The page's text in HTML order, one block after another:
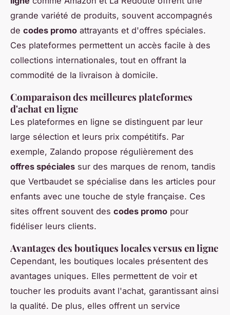
grande variété de produits, souvent accompagnés
de codes promo attrayants et d'offres spéciales.
Ces plateformes permettent un accès facile à des
collections internationales, tout en offrant la
commodité de la livraison à domicile.
Comparaison des meilleures plateformes
d'achat en ligne
Les plateformes en ligne se distinguent par leur
large sélection et leurs prix compétitifs. Par
exemple, Zalando propose régulièrement des
offres spéciales sur des marques de renom, tandis
que Vertbaudet se spécialise dans les articles pour
enfants avec une touche de style française. Ces
sites offrent souvent des codes promo pour
fidéliser leurs clients.
Avantages des boutiques locales versus en ligne
Cependant, les boutiques locales présentent des
avantages uniques. Elles permettent de voir et
toucher les produits avant l'achat, garantissant ainsi
la qualité. De plus, elles offrent un service